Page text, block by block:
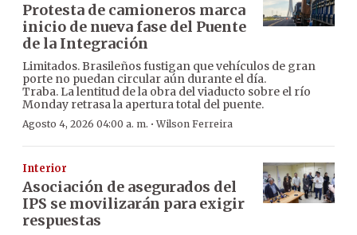
Protesta de camioneros marca
inicio de nueva fase del Puente
de la Integración
Limitados. Brasileños fustigan que vehículos de gran
porte no puedan circular aún durante el día.
Traba. La lentitud de la obra del viaducto sobre el río
Monday retrasa la apertura total del puente.
Agosto 4, 2026 04:00 a. m. ·Wilson Ferreira
Interior
Asociación de asegurados del
IPS se movilizarán para exigir
respuestas